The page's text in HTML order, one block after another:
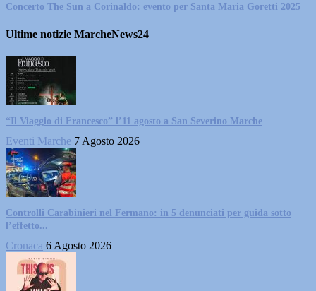
Concerto The Sun a Corinaldo: evento per Santa Maria Goretti 2025
Ultime notizie MarcheNews24
“Il Viaggio di Francesco” l’11 agosto a San Severino Marche
Eventi Marche 7 Agosto 2026
Controlli Carabinieri nel Fermano: in 5 denunciati per guida sotto
l’effetto...
Cronaca 6 Agosto 2026